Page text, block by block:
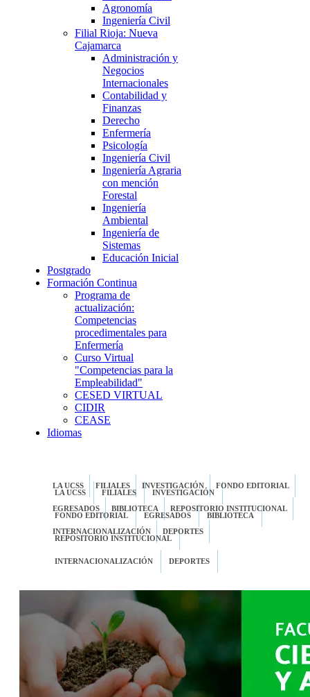
Agronomía
Ingeniería Civil
Filial Rioja: Nueva
Cajamarca
Administración y
Negocios
Internacionales
Contabilidad y
Finanzas
Derecho
Enfermería
Psicología
Ingeniería Civil
Ingeniería Agraria
con mención
Forestal
Ingeniería
Ambiental
Ingeniería de
Sistemas
Educación Inicial
Postgrado
Formación Continua
Programa de
actualización:
Competencias
procedimentales para
Enfermería
Curso Virtual
"Competencias para la
Empleabilidad"
CESED VIRTUAL
CIDIR
CEASE
Idiomas
LA UCSS FILIALES INVESTIGACIÓN FONDO EDITORIAL
EGRESADOS BIBLIOTECA REPOSITORIO INSTITUCIONAL
INTERNACIONALIZACIÓN DEPORTES
LA UCSS FILIALES INVESTIGACIÓN
FONDO EDITORIAL EGRESADOS BIBLIOTECA
REPOSITORIO INSTITUCIONAL
INTERNACIONALIZACIÓN DEPORTES